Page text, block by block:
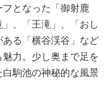
となった「御射鹿
、「王滝」、「おし
る「横谷渓谷」など
力。少し奥まで足を
駒池の神秘的な風景